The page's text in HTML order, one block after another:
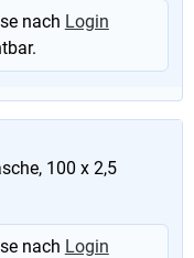
nach Login
100 x 2,5
nach Login